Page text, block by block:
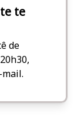
te
de